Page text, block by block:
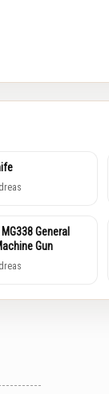
General
Gun